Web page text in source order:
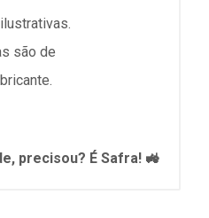
são de
precisou? É Safra! 🚜